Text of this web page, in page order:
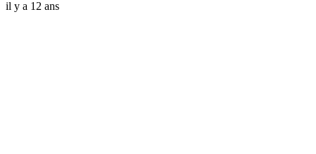
il y a 12 ans